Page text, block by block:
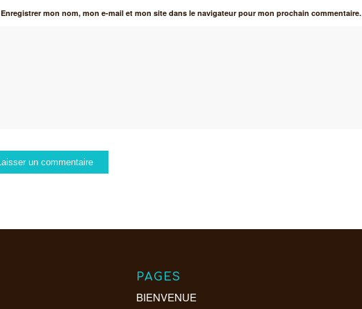
Enregistrer mon nom, mon e-mail et mon site dans le navigateur pour mon prochain commentaire.
PAGES
BIENVENUE